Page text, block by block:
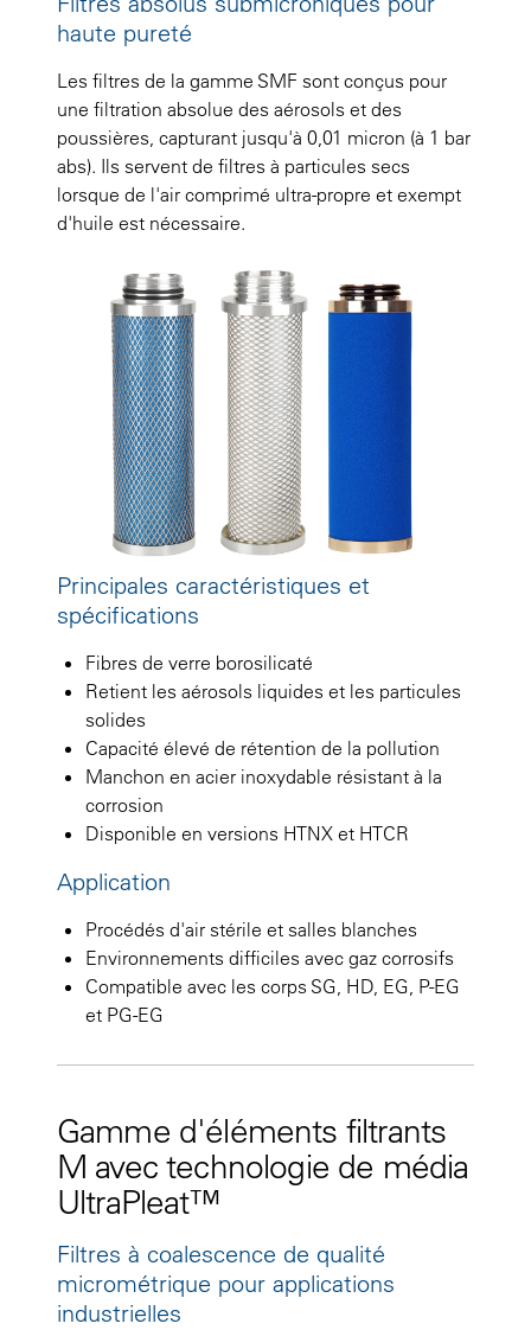
haute pureté
Les filtres de la gamme SMF sont conçus pour
une filtration absolue des aérosols et des
poussières, capturant jusqu'à 0,01 micron (à 1 bar
abs). Ils servent de filtres à particules secs
lorsque de l'air comprimé ultra-propre et exempt
d'huile est nécessaire.
Principales caractéristiques et
spécifications
Fibres de verre borosilicaté
Retient les aérosols liquides et les particules
solides
Capacité élevé de rétention de la pollution
Manchon en acier inoxydable résistant à la
corrosion
Disponible en versions HTNX et HTCR
Application
Procédés d'air stérile et salles blanches
Environnements difficiles avec gaz corrosifs
Compatible avec les corps SG, HD, EG, P-EG
et PG-EG
Gamme d'éléments filtrants
M avec technologie de média
UltraPleat™
Filtres à coalescence de qualité
micrométrique pour applications
industrielles